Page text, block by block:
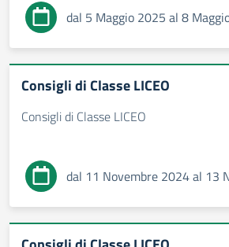
dal 5 Maggio 2025 al 8
Consigli di Classe LICEO
Consigli di Classe LICEO
dal 11 Novembre 2024 al 13